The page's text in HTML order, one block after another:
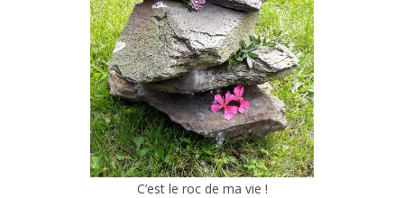
C’est le roc de ma vie !